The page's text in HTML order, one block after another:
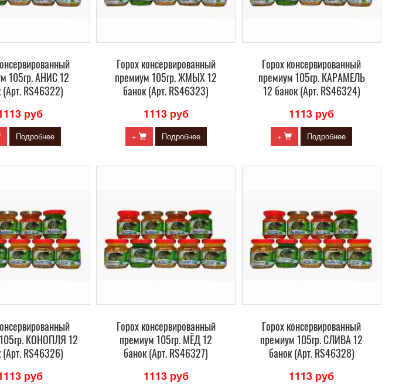
105гр. АНИС 12
(Арт. RS46322)
руб
Подробнее
Горох консервированный
премиум 105гр. ЖМЫХ 12
банок (Арт. RS46323)
1113 руб
+ Подробнее
Горох консервированный
премиум 105гр. КАРАМЕЛЬ
12 банок (Арт. RS46324)
1113 руб
+ Подробнее
КОНОПЛЯ 12
(Арт. RS46326)
руб
Горох консервированный
премиум 105гр. МЁД 12
банок (Арт. RS46327)
1113 руб
Горох консервированный
премиум 105гр. СЛИВА 12
банок (Арт. RS46328)
1113 руб